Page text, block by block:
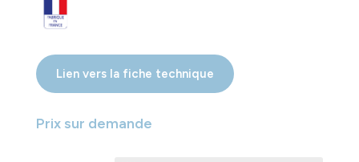
Lien vers la fiche technique
Prix sur demande